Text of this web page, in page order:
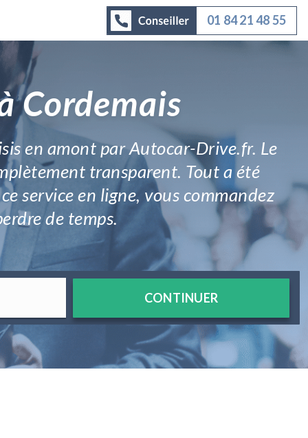
01 84 21 48 55
Cordemais
en amont par Autocar-Drive.fr. Le
transparent. Tout a été
service en ligne, vous commandez
de temps.
CONTINUER